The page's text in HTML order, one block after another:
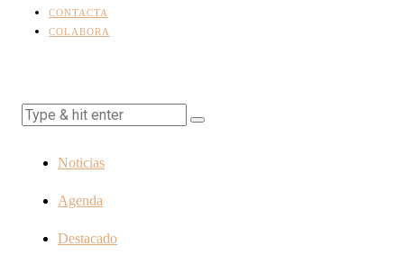
CONTACTA
COLABORA
Noticias
Agenda
Destacado